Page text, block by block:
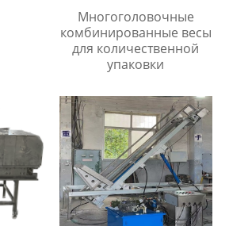
Многоголовочные
комбинированные весы
для количественной
упаковки